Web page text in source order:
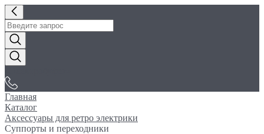
Главная
Каталог
Аксессуары для ретро электрики
Суппорты и переходники